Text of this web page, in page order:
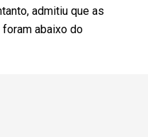
admitiu que as
abaixo do